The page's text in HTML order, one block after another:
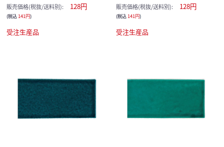
販売価格(税抜/送料別): 128円
(税込 141円)
受注生産品
販売価格(税抜/送料別): 128円
(税込 141円)
受注生産品
サンプルの選択を続ける